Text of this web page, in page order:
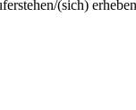
(sich)